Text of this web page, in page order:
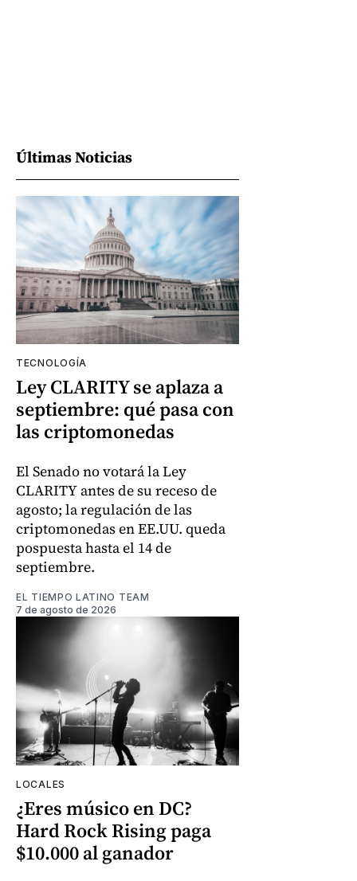
Últimas Noticias
TECNOLOGÍA
Ley CLARITY se aplaza a
septiembre: qué pasa con
las criptomonedas
El Senado no votará la Ley
CLARITY antes de su receso de
agosto; la regulación de las
criptomonedas en EE.UU. queda
pospuesta hasta el 14 de
septiembre.
EL TIEMPO LATINO TEAM
7 de agosto de 2026
LOCALES
¿Eres músico en DC?
Hard Rock Rising paga
$10.000 al ganador